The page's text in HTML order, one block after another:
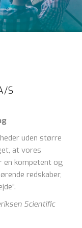
S
uden større
at vores
en kompetent og
redskaber,
Scientific